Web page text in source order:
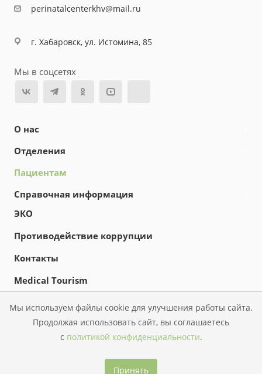
Мы используем файлы cookie для улучшения работы сайта.
Продолжая использовать сайт, вы соглашаетесь
с политикой конфиденциальности.
Принять
perinatalcenterkhv@mail.ru
г. Хабаровск, ул. Истомина, 85
Мы в соцсетях
О нас
Отделения
Пациентам
Справочная информация
ЭКО
Противодействие коррупции
Контакты
Medical Tourism
Новости